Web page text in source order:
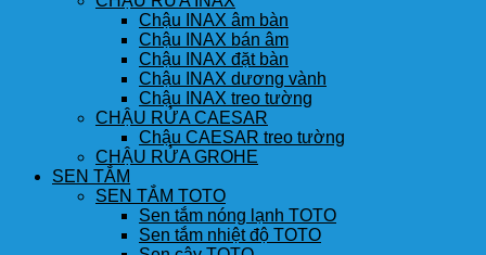
Chậu INAX âm bàn
Chậu INAX bán âm
Chậu INAX đặt bàn
Chậu INAX dương vành
Chậu INAX treo tường
CHẬU RỬA CAESAR
Chậu CAESAR treo tường
CHẬU RỬA GROHE
SEN TẮM
SEN TẮM TOTO
Sen tắm nóng lạnh TOTO
Sen tắm nhiệt độ TOTO